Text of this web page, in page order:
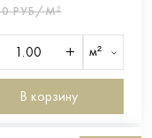
РУБ/М²
м²
В корзину